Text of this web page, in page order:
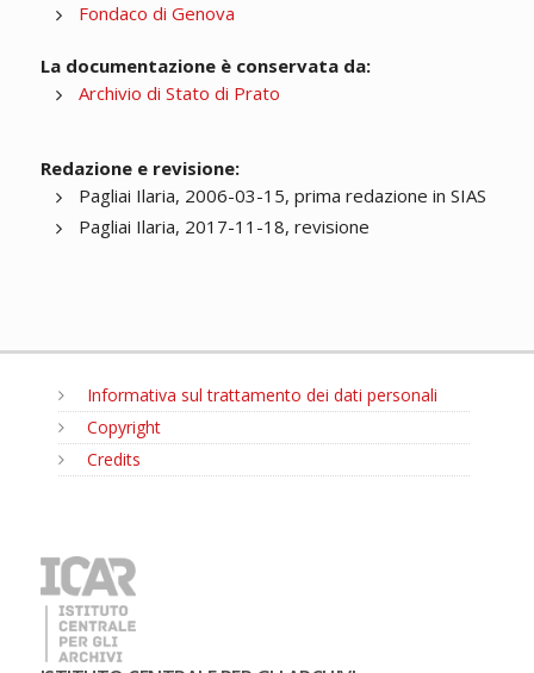
Fondaco di Genova
La documentazione è conservata da:
Archivio di Stato di Prato
Redazione e revisione:
Pagliai Ilaria, 2006-03-15, prima redazione in SIAS
Pagliai Ilaria, 2017-11-18, revisione
Informativa sul trattamento dei dati personali
Copyright
Credits